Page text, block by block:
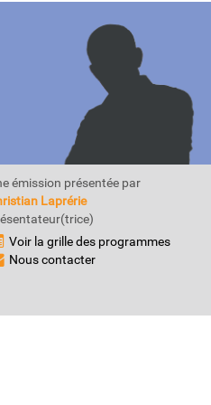
émission présentée par
Laprérie
Voir la grille des programmes
Nous contacter